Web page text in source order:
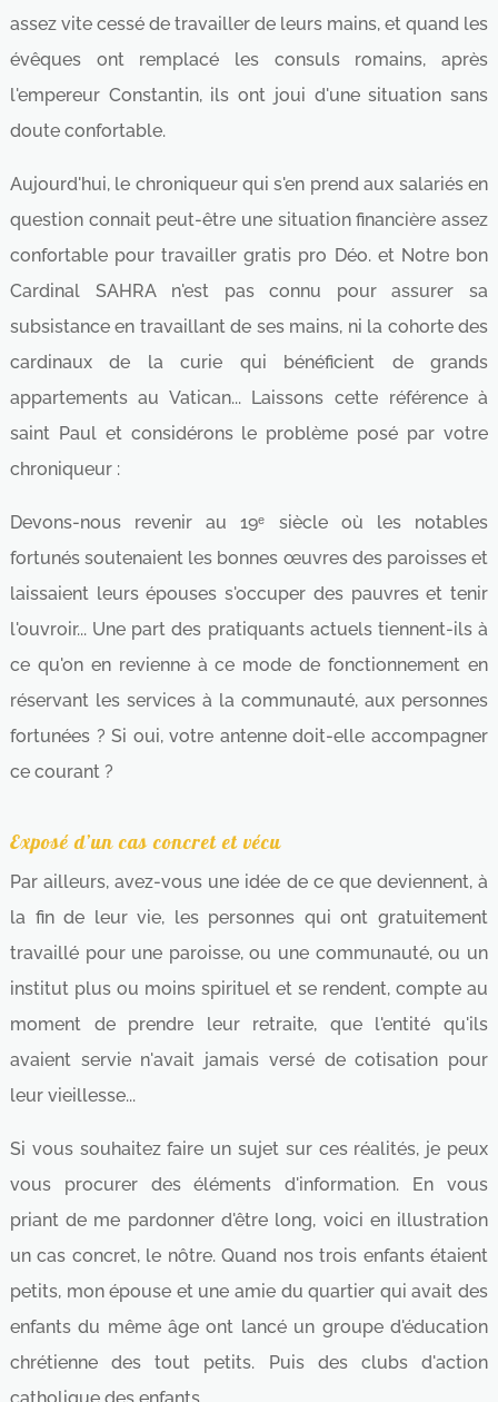
assez vite cessé de travailler de leurs mains, et quand les
évêques ont remplacé les consuls romains, après
l'empereur Constantin, ils ont joui d'une situation sans
doute confortable.
Aujourd'hui, le chroniqueur qui s'en prend aux salariés en
question connait peut-être une situation financière assez
confortable pour travailler gratis pro Déo. et Notre bon
Cardinal SAHRA n'est pas connu pour assurer sa
subsistance en travaillant de ses mains, ni la cohorte des
cardinaux de la curie qui bénéficient de grands
appartements au Vatican... Laissons cette référence à
saint Paul et considérons le problème posé par votre
chroniqueur :
Devons-nous revenir au 19ᵉ siècle où les notables
fortunés soutenaient les bonnes œuvres des paroisses et
laissaient leurs épouses s'occuper des pauvres et tenir
l'ouvroir... Une part des pratiquants actuels tiennent-ils à
ce qu'on en revienne à ce mode de fonctionnement en
réservant les services à la communauté, aux personnes
fortunées ? Si oui, votre antenne doit-elle accompagner
ce courant ?
Exposé d’un cas concret et vécu
Par ailleurs, avez-vous une idée de ce que deviennent, à
la fin de leur vie, les personnes qui ont gratuitement
travaillé pour une paroisse, ou une communauté, ou un
institut plus ou moins spirituel et se rendent, compte au
moment de prendre leur retraite, que l'entité qu'ils
avaient servie n'avait jamais versé de cotisation pour
leur vieillesse...
Si vous souhaitez faire un sujet sur ces réalités, je peux
vous procurer des éléments d'information. En vous
priant de me pardonner d'être long, voici en illustration
un cas concret, le nôtre. Quand nos trois enfants étaient
petits, mon épouse et une amie du quartier qui avait des
enfants du même âge ont lancé un groupe d'éducation
chrétienne des tout petits. Puis des clubs d'action